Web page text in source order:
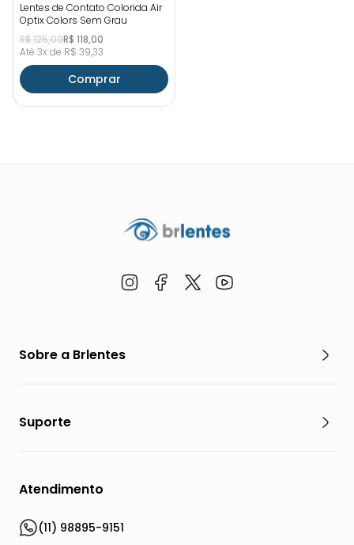
Lentes de Contato Colorida Air
Optix Colors Sem Grau
R$ 125,00R$ 118,00
Até 3x de R$ 39,33
Comprar
Sobre a Brlentes
Suporte
Atendimento
(11) 98895-9151